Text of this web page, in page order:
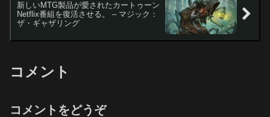
新しいMTG製品が愛されたカートゥーン
Netflix番組を復活させる。 – マジック：
ザ・ギャザリング
コメント
コメントをどうぞ